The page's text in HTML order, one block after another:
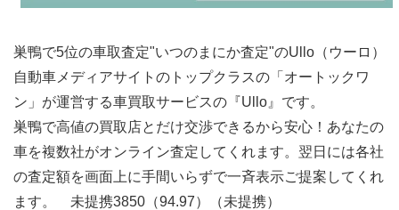
巣鴨で5位の車取査定"いつのまにか査定"のUllo（ウーロ）
自動車メディアサイトのトップクラスの「オートックワ
ン」が運営する車買取サービスの『Ullo』です。
巣鴨で高値の買取店とだけ交渉できるから安心！あなたの
車を複数社がオンライン査定してくれます。翌日には各社
の査定額を画面上に手間いらずで一斉表示ご提案してくれ
ます。 未提携3850（94.97）（未提携）